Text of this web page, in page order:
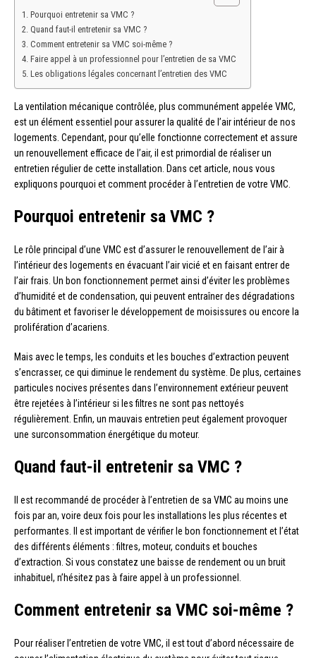
Pourquoi entretenir sa VMC ?
Quand faut-il entretenir sa VMC ?
Comment entretenir sa VMC soi-même ?
Faire appel à un professionnel pour l’entretien de sa VMC
Les obligations légales concernant l’entretien des VMC
La ventilation mécanique contrôlée, plus communément appelée VMC,
est un élément essentiel pour assurer la qualité de l’air intérieur de nos
logements. Cependant, pour qu’elle fonctionne correctement et assure
un renouvellement efficace de l’air, il est primordial de réaliser un
entretien régulier de cette installation. Dans cet article, nous vous
expliquons pourquoi et comment procéder à l’entretien de votre VMC.
Pourquoi entretenir sa VMC ?
Le rôle principal d’une VMC est d’assurer le renouvellement de l’air à
l’intérieur des logements en évacuant l’air vicié et en faisant entrer de
l’air frais. Un bon fonctionnement permet ainsi d’éviter les problèmes
d’humidité et de condensation, qui peuvent entraîner des dégradations
du bâtiment et favoriser le développement de moisissures ou encore la
prolifération d’acariens.
Mais avec le temps, les conduits et les bouches d’extraction peuvent
s’encrasser, ce qui diminue le rendement du système. De plus, certaines
particules nocives présentes dans l’environnement extérieur peuvent
être rejetées à l’intérieur si les filtres ne sont pas nettoyés
régulièrement. Enfin, un mauvais entretien peut également provoquer
une surconsommation énergétique du moteur.
Quand faut-il entretenir sa VMC ?
Il est recommandé de procéder à l’entretien de sa VMC au moins une
fois par an, voire deux fois pour les installations les plus récentes et
performantes. Il est important de vérifier le bon fonctionnement et l’état
des différents éléments : filtres, moteur, conduits et bouches
d’extraction. Si vous constatez une baisse de rendement ou un bruit
inhabituel, n’hésitez pas à faire appel à un professionnel.
Comment entretenir sa VMC soi-même ?
Pour réaliser l’entretien de votre VMC, il est tout d’abord nécessaire de